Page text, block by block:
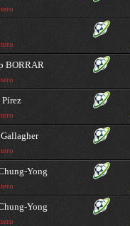
BORRAR
Pírez
Yong
Yong